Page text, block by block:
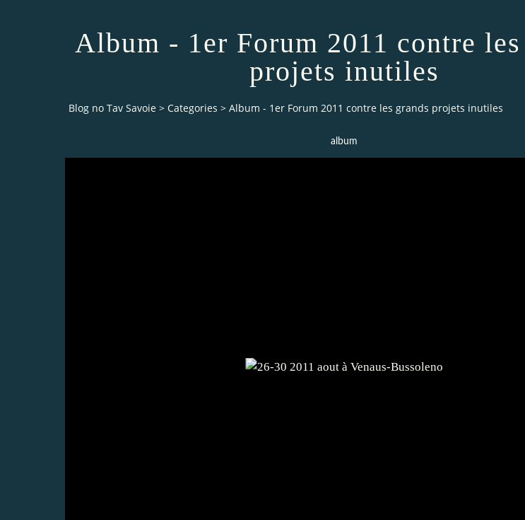
Album - 1er Forum 2011 contre les
projets inutiles
Blog no Tav Savoie > Categories > Album - 1er Forum 2011 contre les grands projets inutiles
album